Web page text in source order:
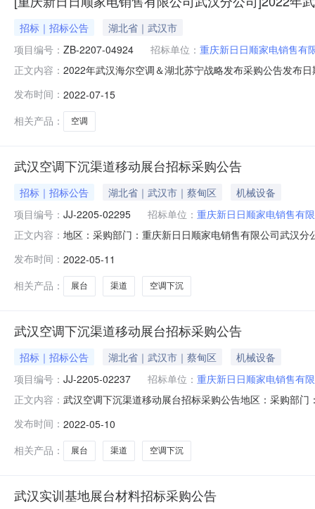
招标｜招标公告
湖北省｜武汉市
项目编号： ZB-2207-04924 招标单位： 重庆新日日顺家电销售有
正文内容： 2022年武汉海尔空调＆湖北苏宁战略发布采购公告发布
发布招标方式：邀请加公开交货地点和时间：物资名称
发布时间： 2022-07-15
相关产品：
空调
武汉空调下沉渠道移动展台招标采购公告
招标｜招标公告 湖北省｜武汉市｜蔡甸区
机械设备
项目编号： JJ-2205-02295 招标单位： 重庆新日日顺家电销售有
正文内容： 地区：采购部门：重庆新日日顺家电销售有限公司武汉
法企业；2、具有良好的商业信誉和健全的财务会计制度
信
发布时间： 2022-05-11
相关产品：
展台 渠道 空调下沉
武汉空调下沉渠道移动展台招标采购公告
招标｜招标公告 湖北省｜武汉市｜蔡甸区
机械设备
项目编号： JJ-2205-02237 招标单位： 重庆新日日顺家电销售有
正文内容： 武汉空调下沉渠道移动展台招标采购公告地区：采购部
1、在中国境内注册并具有独立法人资格的合法企业；2
和社会
发布时间： 2022-05-10
相关产品：
展台 渠道 空调下沉
武汉实训基地展台材料招标采购公告